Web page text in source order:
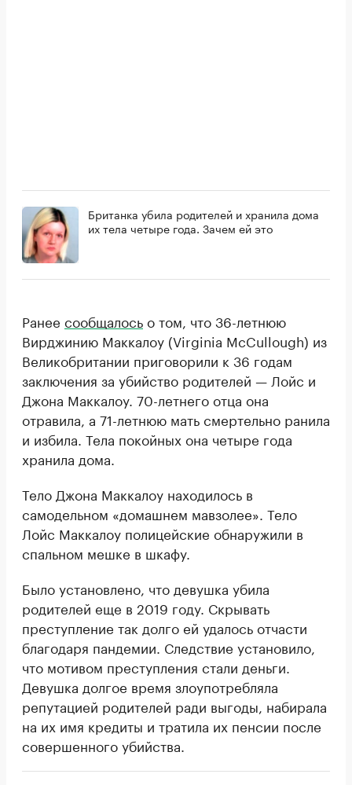
Британка убила родителей и хранила дома
их тела четыре года. Зачем ей это
Ранее сообщалосьо том, что 36-летнюю
Вирджинию Маккалоу (Virginia McCullough) из
Великобритании приговорили к 36 годам
заключения за убийство родителей — Лойс и
Джона Маккалоу. 70-летнего отца она
отравила, а 71-летнюю мать смертельно ранила
и избила. Тела покойных она четыре года
хранила дома.
Тело Джона Маккалоу находилось в
самодельном «домашнем мавзолее». Тело
Лойс Маккалоу полицейские обнаружили в
спальном мешке в шкафу.
Было установлено, что девушка убила
родителей еще в 2019 году. Скрывать
преступление так долго ей удалось отчасти
благодаря пандемии. Следствие установило,
что мотивом преступления стали деньги.
Девушка долгое время злоупотребляла
репутацией родителей ради выгоды, набирала
на их имя кредиты и тратила их пенсии после
совершенного убийства.